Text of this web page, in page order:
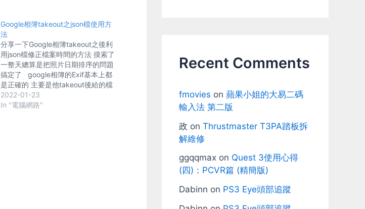
Google相簿takeout之json檔使用方
法
分享一下Google相簿takeout之後利
用json檔修正檔案時間的方法 摸索了
一整天總算是把照片日期排序的問題
搞定了 google相簿的Exif基本上都
是正確的 主要是他takeout後給的檔
案系統時間不對 造成沒有Exif的檔案
在NAS的相簿日期排序錯誤 這邊我不
2022-01-23
In "電腦網路"
Recent Comments
fmovies on 蘋果小姐的大易二碼
輸入法 第二版
政 on Thrustmaster T3PA踏板拆
解維修
ggqqmax on Quest 3使用心得
(四)：PCVR篇 (精簡版)
Dabinn on PS3 Eye頭部追蹤